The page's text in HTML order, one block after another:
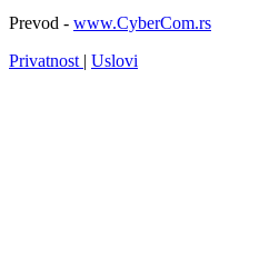
Prevod - www.CyberCom.rs
Privatnost | Uslovi